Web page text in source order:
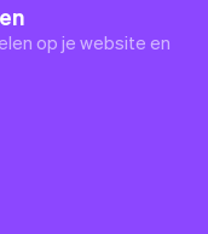
op je website en